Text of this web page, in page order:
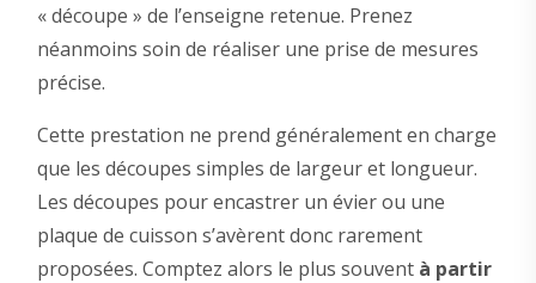
« découpe » de l’enseigne retenue. Prenez
néanmoins soin de réaliser une prise de mesures
précise.
Cette prestation ne prend généralement en charge
que les découpes simples de largeur et longueur.
Les découpes pour encastrer un évier ou une
plaque de cuisson s’avèrent donc rarement
proposées. Comptez alors le plus souvent à partir